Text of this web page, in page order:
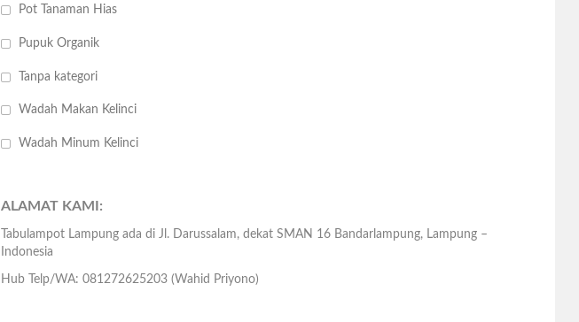
Pot Tanaman Hias
Pupuk Organik
Tanpa kategori
Wadah Makan Kelinci
Wadah Minum Kelinci
ALAMAT KAMI:
Tabulampot Lampung ada di Jl. Darussalam, dekat SMAN 16 Bandarlampung, Lampung –
Indonesia
Hub Telp/WA: 081272625203 (Wahid Priyono)